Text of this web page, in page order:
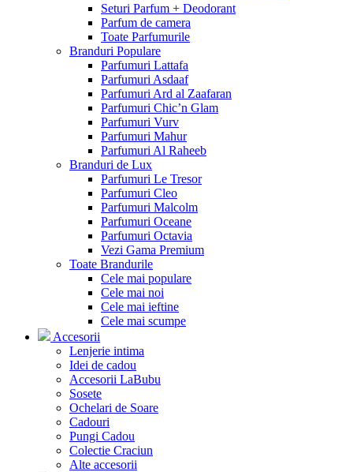
Seturi Parfum + Deodorant
Parfum de camera
Toate Parfumurile
Branduri Populare
Parfumuri Lattafa
Parfumuri Asdaaf
Parfumuri Ard al Zaafaran
Parfumuri Chic’n Glam
Parfumuri Vurv
Parfumuri Mahur
Parfumuri Al Raheeb
Branduri de Lux
Parfumuri Le Tresor
Parfumuri Cleo
Parfumuri Malcolm
Parfumuri Oceane
Parfumuri Octavia
Vezi Gama Premium
Toate Brandurile
Cele mai populare
Cele mai noi
Cele mai ieftine
Cele mai scumpe
Accesorii
Lenjerie intima
Idei de cadou
Accesorii LaBubu
Sosete
Ochelari de Soare
Cadouri
Pungi Cadou
Colectie Craciun
Alte accesorii